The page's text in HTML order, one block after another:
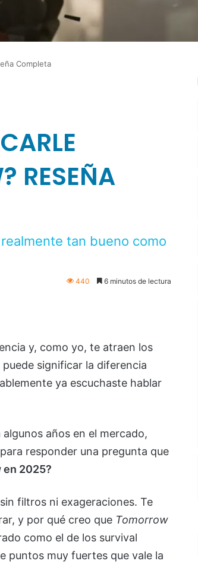
Completa
RESEÑA
tan bueno como
440 6 minutos de lectura
y, como yo, te atraen los
significar la diferencia
ya escuchaste hablar
algunos años en el mercado,
responder una pregunta que
en 2025?
filtros ni exageraciones. Te
y por qué creo que Tomorrow
como el de los survival
puntos muy fuertes que vale la